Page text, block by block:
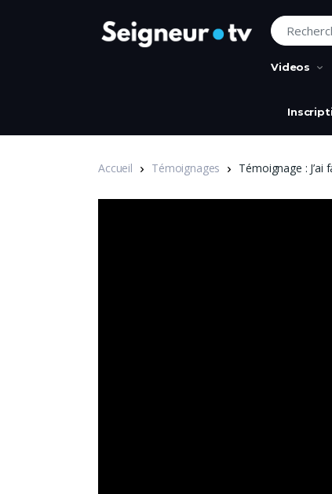
Recherche
Videos
Accueil Témoignages Témoignage :